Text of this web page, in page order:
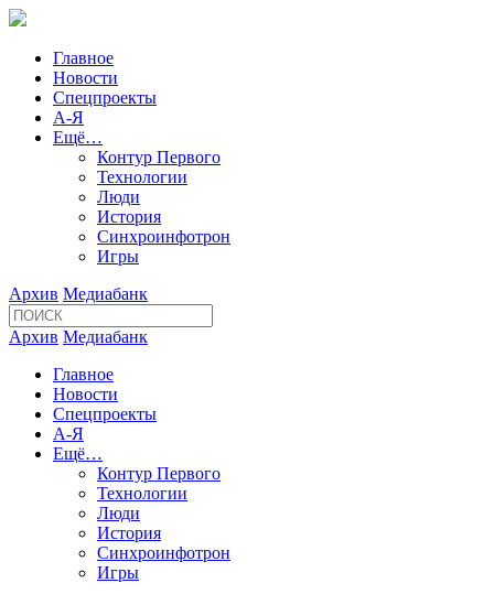
Главное
Новости
Спецпроекты
А-Я
Ещё…
Контур Первого
Технологии
Люди
История
Синхроинфотрон
Игры
Архив Медиабанк
Архив Медиабанк
Главное
Новости
Спецпроекты
А-Я
Ещё…
Контур Первого
Технологии
Люди
История
Синхроинфотрон
Игры